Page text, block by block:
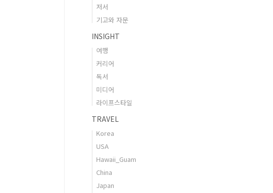
저서
기고와 자문
INSIGHT
여행
커리어
독서
미디어
라이프스타일
TRAVEL
Korea
USA
Hawaii_Guam
China
Japan